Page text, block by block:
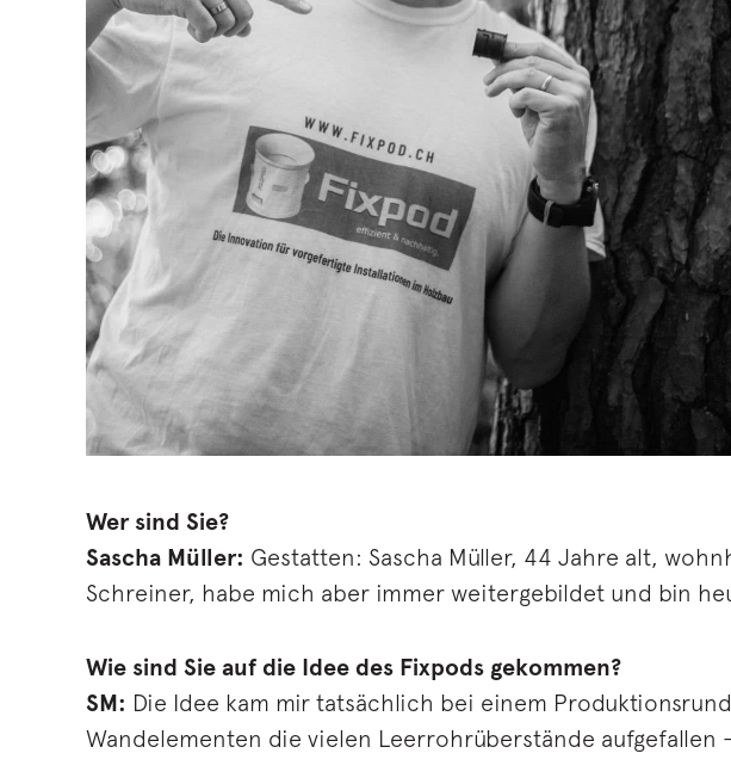
Wer sind Sie?
Sascha Müller: Gestatten: Sascha Müller, 44 Jahre alt,
Schreiner, habe mich aber immer weitergebildet und bin
Wie sind Sie auf die Idee des Fixpods gekommen?
SM: Die Idee kam mir tatsächlich bei einem
Wandelementen die vielen Leerrohrüberstände